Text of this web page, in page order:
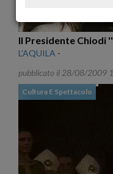
Il Presidente Chiodi
L'AQUILA -
pubblicato il 28/08/2009
Cultura E Spettacolo